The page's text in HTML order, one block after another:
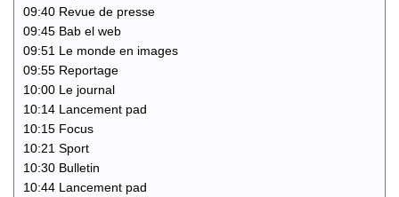
09:40 Revue de presse
09:45 Bab el web
09:51 Le monde en images
09:55 Reportage
10:00 Le journal
10:14 Lancement pad
10:15 Focus
10:21 Sport
10:30 Bulletin
10:44 Lancement pad